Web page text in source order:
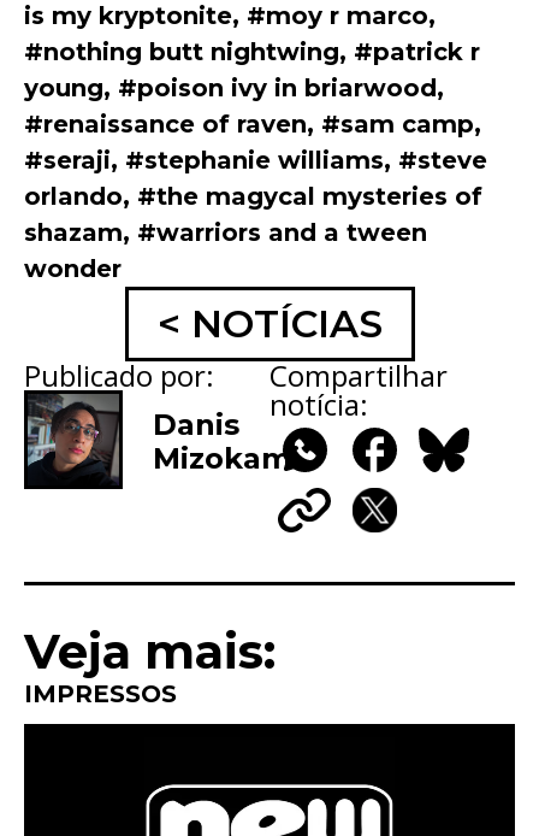
is my kryptonite, #moy r marco,
#nothing butt nightwing, #patrick r
young, #poison ivy in briarwood,
#renaissance of raven, #sam camp,
#seraji, #stephanie williams, #steve
orlando, #the magycal mysteries of
shazam, #warriors and a tween
wonder
< NOTÍCIAS
Publicado por:
Danis
Mizokami
Compartilhar
notícia:
WhatsAppFacebook
Veja mais:
IMPRESSOS